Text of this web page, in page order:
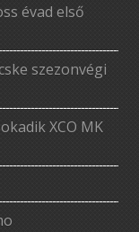
évad első
szezonvégi
XCO MK